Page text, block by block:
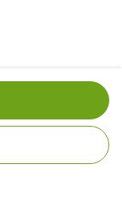
Bereiding